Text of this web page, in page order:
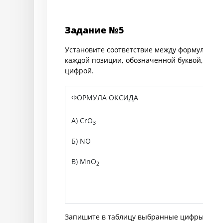
Задание №5
Установите соответствие между
каждой позиции, обозначенной
цифрой.
ФОРМУЛА ОКСИДА
А) CrO3
Б) NO
В) MnO2
Запишите в таблицу выбранные